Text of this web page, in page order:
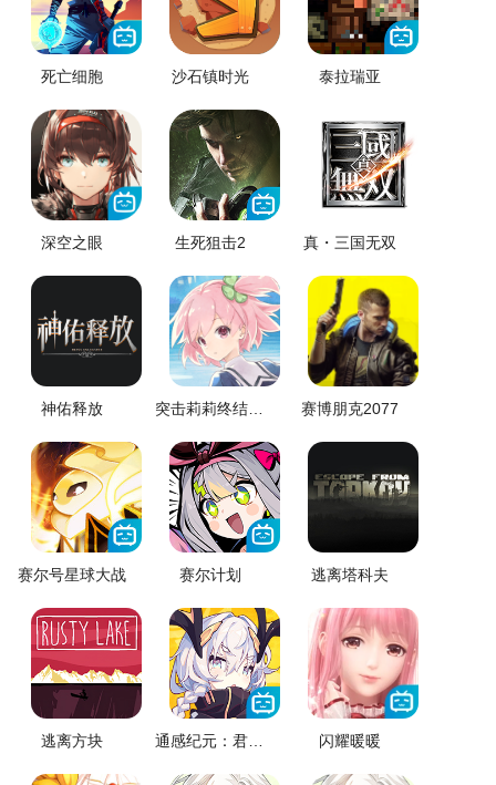
死亡细胞 沙石镇时光 泰拉瑞亚
深空之眼 生死狙击2 真・三国无双
神佑释放 突击莉莉终结之弹 赛博朋克2077
赛尔号星球大战 赛尔计划 逃离塔科夫
逃离方块 通感纪元：君临之境 闪耀暖暖